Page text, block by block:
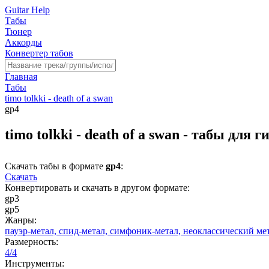
Guitar Help
Табы
Тюнер
Аккорды
Конвертер табов
Главная
Табы
timo tolkki - death of a swan
gp4
timo tolkki - death of a swan - табы для
Скачать табы в формате gp4:
Скачать
Конвертировать и скачать в другом формате:
gp3
gp5
Жанры:
пауэр-метал, спид-метал, симфоник-метал, неоклассический
Размерность:
4/4
Инструменты: